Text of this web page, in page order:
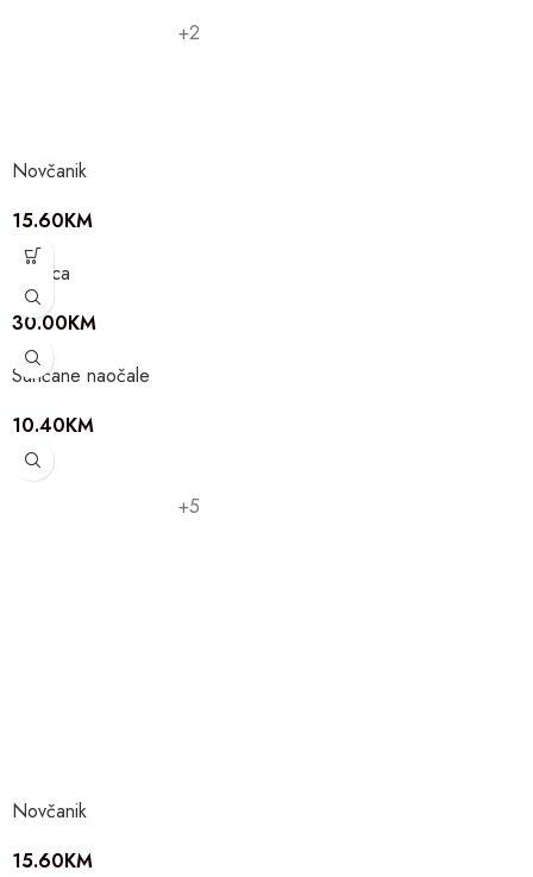
+2
Novčanik
15.60KM
Torbica
30.00KM
Sunčane naočale
10.40KM
+5
Novčanik
15.60KM